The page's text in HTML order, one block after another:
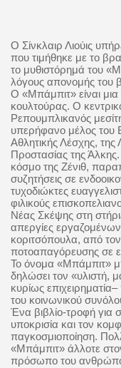
Ο Σίνκλαιρ Λιούις
που τιμήθηκε με το
το μυθιστόρημά του
λόγους απονομής του
Ο «Μπάμπιτ» είναι
κουλτούρας. O
Ρεπουμπλικανός
υπερήφανο μέλος του
Αθλητικής Λέσχης,
Προστασίας της
κόσμο της Ζένιθ,
συζητήσεις σε
τυχοδιώκτες
φιλικούς
Νέας Σκέψης στη
απεργίες
κοριτσόπουλα, από
ποτοαπαγόρευσης σε
Το όνομα «Μπάμπιτ»
δηλώσει τον «υλιστή,
κυρίως
του κοινωνικού
Ένα βιβλίο-τροφή για
υποκρισία και τον
παγκοσμιοποίηση.
«Μπάμπιτ» άλλοτε
πρόσωπο του